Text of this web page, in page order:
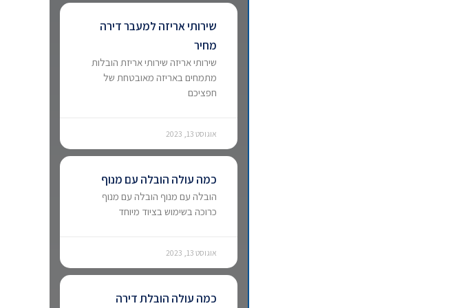
שירותי אריזה למעבר דירה
מחיר
שירותי אריזה שירותי אריזת הובלות
מתמחים באריזה מאובטחת של
חפציכם
אוגוסט 13, 2023
כמה עולה הובלה עם מנוף
הובלה עם מנוף הובלה עם מנוף
כרוכה בשימוש בציוד מיוחד
אוגוסט 13, 2023
כמה עולה הובלת דירה